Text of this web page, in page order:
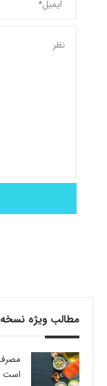
مطالب ویژه نسخه
است